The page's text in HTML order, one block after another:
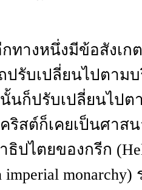
ทางหนึ่งมีข้อสังเ
ปรับเปลี่ยนไปตาม
นก็ปรับเปลี่ยนไปต
ริสต์ก็เคยเป็นศาส
ธิปไตยของกรีก
imperial monarchy)